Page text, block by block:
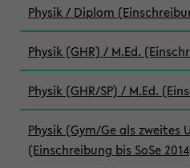
Physik / Diplom
Physik (GHR) / M.Ed.
Physik (GHR/SP) / M.Ed.
Physik (Gym/Ge als zweites
(Einschreibung bis SoSe